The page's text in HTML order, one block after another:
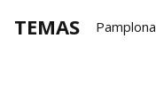
TEMAS Pamplona